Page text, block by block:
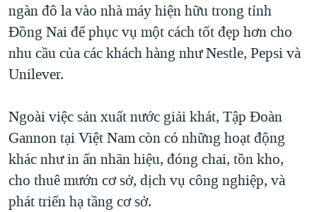
THỂ THAO
GIÁO DỤC
CHI PHÍ CHIẾN TRANH AFGHANISTAN
CÁC GIÁ TRỊ CỘNG HÒA Ở VIỆT NAM
THƯỢNG ĐỈNH TRUMP-KIM TẠI VIỆT NAM
NGƯ DÂN VIỆT VÀ LÀN SÓNG TRỘM HẢI SÂM
BÊN KIA QUỐC LỘ: TIẾNG VỌNG TỪ NÔNG THÔN MỸ
QUAN HỆ VIỆT MỸ
ngàn đô la vào nhà máy hiện hữu trong tỉnh
Đồng Nai để phục vụ một cách tốt đẹp hơn cho
nhu cầu của các khách hàng như Nestle, Pepsi và
Unilever.
Ngoài việc sản xuất nước giải khát, Tập Đoàn
Gannon tại Việt Nam còn có những hoạt động
khác như in ấn nhãn hiệu, đóng chai, tồn kho,
cho thuê mướn cơ sở, dịch vụ công nghiệp, và
phát triển hạ tầng cơ sở.